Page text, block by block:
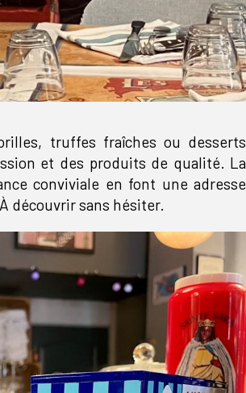
truffes fraîches ou desserts
et des produits de qualité. La
conviviale en font une adresse
découvrir sans hésiter.